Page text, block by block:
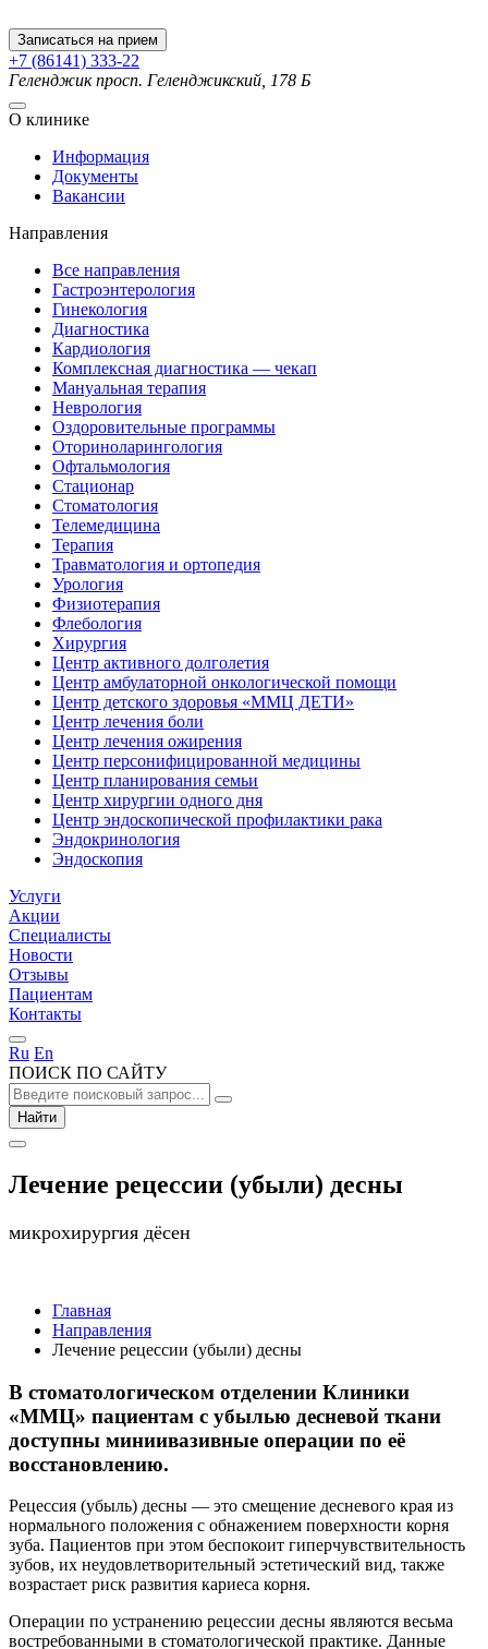
Записаться на прием
+7 (86141) 333-22
Геленджикпросп. Геленджикский, 178 Б
О клинике
Информация
Документы
Вакансии
Направления
Все направления
Гастроэнтерология
Гинекология
Диагностика
Кардиология
Комплексная диагностика — чекап
Мануальная терапия
Неврология
Оздоровительные программы
Оториноларингология
Офтальмология
Стационар
Стоматология
Телемедицина
Терапия
Травматология и ортопедия
Урология
Физиотерапия
Флебология
Хирургия
Центр активного долголетия
Центр амбулаторной онкологической помощи
Центр детского здоровья «ММЦ ДЕТИ»
Центр лечения боли
Центр лечения ожирения
Центр персонифицированной медицины
Центр планирования семьи
Центр хирургии одного дня
Центр эндоскопической профилактики рака
Эндокринология
Эндоскопия
Услуги
Акции
Специалисты
Новости
Отзывы
Пациентам
Контакты
Ru En
ПОИСК ПО САЙТУ
Найти
Лечение рецессии (убыли) десны
микрохирургия дёсен
Главная
Направления
Лечение рецессии (убыли) десны
В стоматологическом отделении Клиники
«ММЦ» пациентам с убылью десневой ткани
доступны миниивазивные операции по её
восстановлению.
Рецессия (убыль) десны — это смещение десневого края из
нормального положения с обнажением поверхности корня
зуба. Пациентов при этом беспокоит гиперчувствительность
зубов, их неудовлетворительный эстетический вид, также
возрастает риск развития кариеса корня.
Операции по устранению рецессии десны являются весьма
востребованными в стоматологической практике. Данные